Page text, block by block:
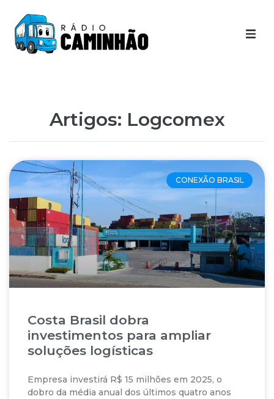
Galeria de Fotos
Agenda
Contato
Artigos: Logcomex
CONEXÃO BRASIL
Costa Brasil dobra
investimentos para ampliar
soluções logísticas
Empresa investirá R$ 15 milhões em 2025, o
dobro da média anual dos últimos quatro anos